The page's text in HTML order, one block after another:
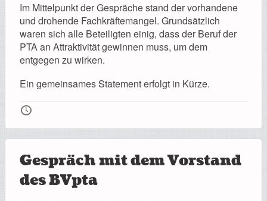
Impressionen
Im Mittelpunkt der Gespräche stand der vorhandene
und drohende Fachkräftemangel. Grundsätzlich
waren sich alle Beteiligten einig, dass der Beruf der
PTA an Attraktivität gewinnen muss, um dem
entgegen zu wirken.
Ein gemeinsames Statement erfolgt in Kürze.
🕔
Gespräch mit dem Vorstand
des BVpta